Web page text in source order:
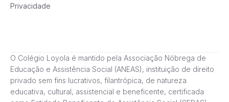
Privacidade
O Colégio Loyola é mantido pela Associação Nóbrega de
Educação e Assistência Social (ANEAS), instituição de direito
privado sem fins lucrativos, filantrópica, de natureza
educativa, cultural, assistencial e beneficente, certificada